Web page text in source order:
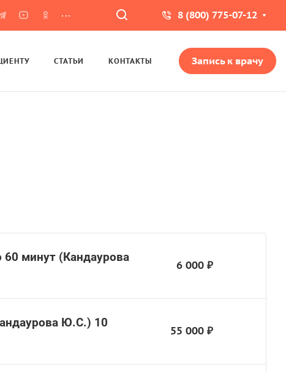
... 8 (800) 775-07-12
СТАТЬИ КОНТАКТЫ Запись к врачу
минут (Кандаурова
6 000 ₽
Ю.С.) 10
55 000 ₽